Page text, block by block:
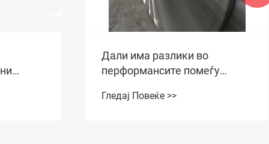
Карактеристиките на 430
ленти од не'рѓосувачки челик
Гледај Повеќе >>